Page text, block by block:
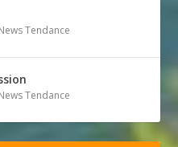
Tendance
Tendance